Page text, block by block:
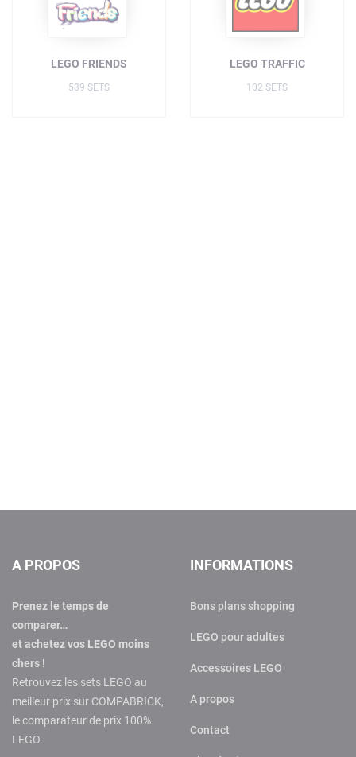
LEGO FRIENDS
539 SETS
LEGO TRAFFIC
102 SETS
A PROPOS
Prenez le temps de
comparer…
et achetez vos LEGO moins
chers !
Retrouvez les sets LEGO au
meilleur prix sur COMPABRICK,
le comparateur de prix 100%
LEGO.
INFORMATIONS
Bons plans shopping
LEGO pour adultes
Accessoires LEGO
A propos
Contact